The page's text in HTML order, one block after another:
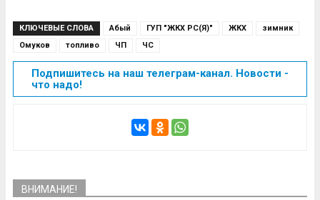
КЛЮЧЕВЫЕ СЛОВА Абый ГУП "ЖКХ РС(Я)" ЖКХ
зимник
Омуков
топливо ЧП ЧС
Подпишитесь на наш телеграм-канал. Новости -
что надо!
ВНИМАНИЕ!